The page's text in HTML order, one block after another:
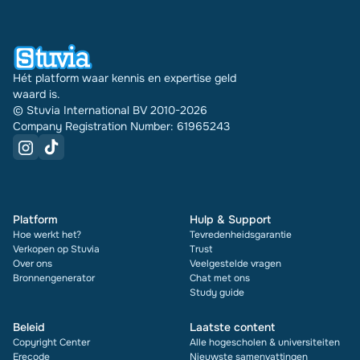
Hét platform waar kennis en expertise geld
waard is.
© Stuvia International BV 2010-2026
Company Registration Number: 61965243
Platform
Hoe werkt het?
Verkopen op Stuvia
Over ons
Bronnengenerator
Hulp & Support
Tevredenheidsgarantie
Trust
Veelgestelde vragen
Chat met ons
Study guide
Beleid
Copyright Center
Erecode
Laatste content
Alle hogescholen & universiteiten
Nieuwste samenvattingen